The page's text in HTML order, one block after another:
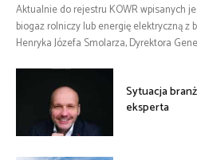
Aktualnie do rejestru KOWR wpisanych
biogaz rolniczy lub energię elektryczną z
Henryka Józefa Smolarza, Dyrektora
Sytuacja
eksperta